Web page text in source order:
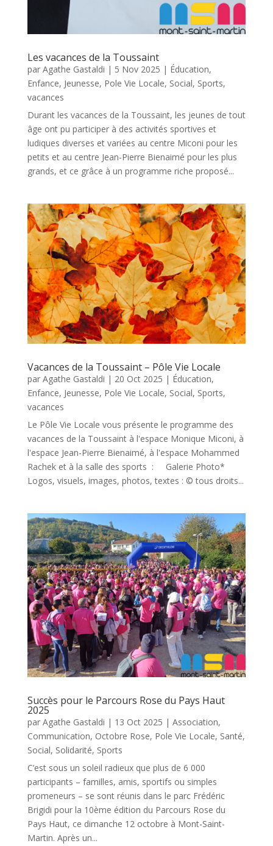
Les vacances de la Toussaint
par Agathe Gastaldi | 5 Nov 2025 | Éducation,
Enfance, Jeunesse, Pole Vie Locale, Social, Sports,
vacances
Durant les vacances de la Toussaint, les jeunes de tout
âge ont pu participer à des activités sportives et
ludiques diverses et variées au centre Miconi pour les
petits et au centre Jean-Pierre Bienaimé pour les plus
grands, et ce grâce à un programme riche proposé...
Vacances de la Toussaint – Pôle Vie Locale
par Agathe Gastaldi | 20 Oct 2025 | Éducation,
Enfance, Jeunesse, Pole Vie Locale, Social, Sports,
vacances
Le Pôle Vie Locale vous présente le programme des
vacances de la Toussaint à l'espace Monique Miconi, à
l'espace Jean-Pierre Bienaimé, à l'espace Mohammed
Rachek et à la salle des sports : Galerie Photo*
Logos, visuels, images, photos, textes : © tous droits...
Succès pour le Parcours Rose du Pays Haut
2025
par Agathe Gastaldi | 13 Oct 2025 | Association,
Communication, Octobre Rose, Pole Vie Locale, Santé,
Social, Solidarité, Sports
C’est sous un soleil radieux que plus de 6 000
participants – familles, amis, sportifs ou simples
promeneurs – se sont réunis dans le parc Frédéric
Brigidi pour la 10ème édition du Parcours Rose du
Pays Haut, ce dimanche 12 octobre à Mont-Saint-
Martin. Après un...